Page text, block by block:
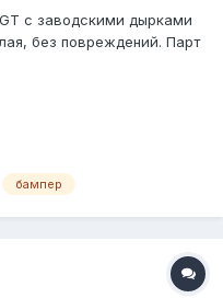
с заводскими дырками
без повреждений. Парт
бампер